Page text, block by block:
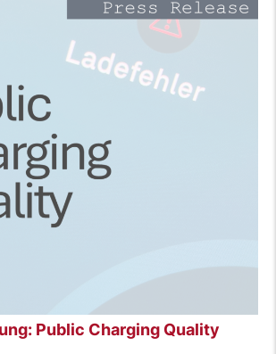
Public Charging Quality